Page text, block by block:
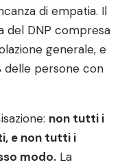
di empatia. Il
del DNP compresa
generale, e
delle persone con
non tutti i
e non tutti i
modo. La